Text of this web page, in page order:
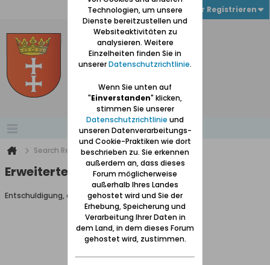
Anmelden oder Registrieren
Search Result
Erweiterte Suche
Entschuldigung, du darfst diese Seite nicht aufrufen.
Technologien, um unsere
Dienste bereitzustellen und
Websiteaktivitäten zu
analysieren. Weitere
Einzelheiten finden Sie in
unsererDatenschutzrichtlinie.
Wenn Sie unten auf
"Einverstanden" klicken,
stimmen Sie unserer
Datenschutzrichtlinie und
unseren Datenverarbeitungs-
und Cookie-Praktiken wie dort
beschrieben zu. Sie erkennen
außerdem an, dass dieses
Forum möglicherweise
außerhalb Ihres Landes
gehostet wird und Sie der
Erhebung, Speicherung und
Verarbeitung Ihrer Daten in
dem Land, in dem dieses Forum
gehostet wird, zustimmen.